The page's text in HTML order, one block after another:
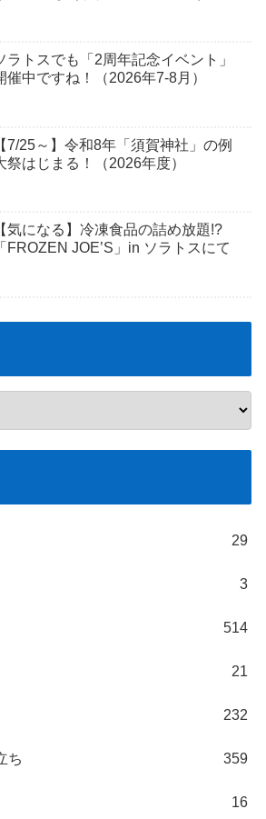
ラトスでも「2周年記念イベント」
催中ですね！（2026年7-8月）
【7/25～】令和8年「須賀神社」の例
祭はじまる！（2026年度）
【気になる】冷凍食品の詰め放題!?
「FROZEN JOE’S」in ソラトスにて
29
3
514
21
232
ち 359
16